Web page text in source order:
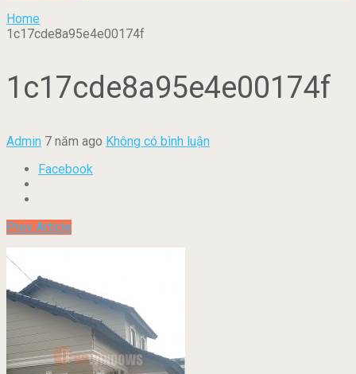
Home
1c17cde8a95e4e00174f
1c17cde8a95e4e00174f
Admin 7 năm ago Không có bình luận
Facebook
Prev Article